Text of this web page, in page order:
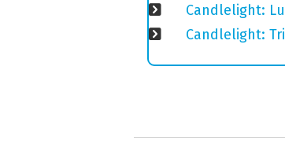
Candlelight:
Candlelight: